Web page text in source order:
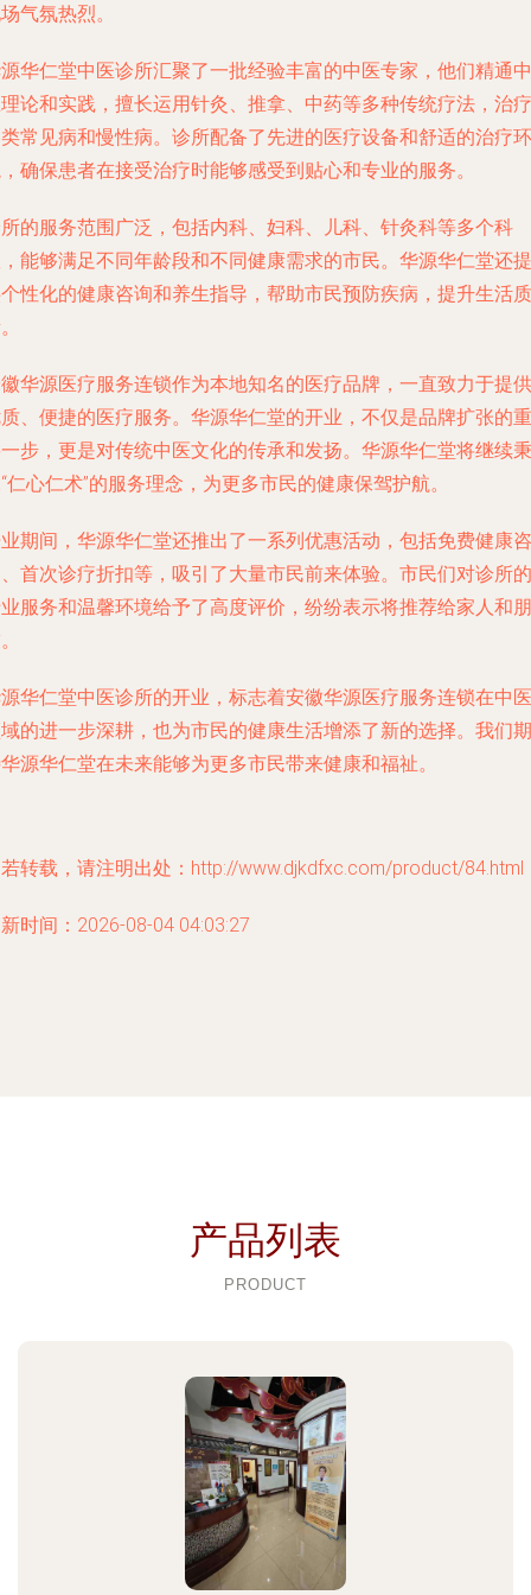
气氛热烈。
华仁堂中医诊所汇聚了一批经验丰富的中医专家，他们精通中
论和实践，擅长运用针灸、推拿、中药等多种传统疗法，治疗
常见病和慢性病。诊所配备了先进的医疗设备和舒适的治疗环
确保患者在接受治疗时能够感受到贴心和专业的服务。
的服务范围广泛，包括内科、妇科、儿科、针灸科等多个科
能够满足不同年龄段和不同健康需求的市民。华源华仁堂还提
性化的健康咨询和养生指导，帮助市民预防疾病，提升生活质
华源医疗服务连锁作为本地知名的医疗品牌，一直致力于提供
、便捷的医疗服务。华源华仁堂的开业，不仅是品牌扩张的重
步，更是对传统中医文化的传承和发扬。华源华仁堂将继续秉
仁心仁术”的服务理念，为更多市民的健康保驾护航。
期间，华源华仁堂还推出了一系列优惠活动，包括免费健康咨
首次诊疗折扣等，吸引了大量市民前来体验。市民们对诊所的
服务和温馨环境给予了高度评价，纷纷表示将推荐给家人和朋
华仁堂中医诊所的开业，标志着安徽华源医疗服务连锁在中医
的进一步深耕，也为市民的健康生活增添了新的选择。我们期
源华仁堂在未来能够为更多市民带来健康和福祉。
转载，请注明出处：http://www.djkdfxc.com/product/84.html
时间：2026-08-04 04:03:27
产品列表
PRODUCT